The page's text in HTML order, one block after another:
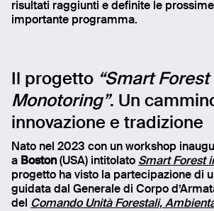
risultati raggiunti e definite le
importante programma.
Il progetto “Smart Forest
Monotoring”. Un
innovazione e tradizione
Nato nel 2023 con un workshop
a Boston(USA) intitolato Smart Forest
progetto ha visto la partecipazione di
guidata dal Generale di Corpo
del
Comando Unità Forestali,